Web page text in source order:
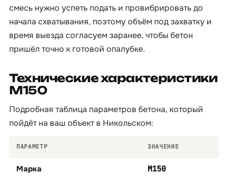
смесь нужно успеть подать и провибрировать до
начала схватывания, поэтому объём под захватку и
время выезда согласуем заранее, чтобы бетон
пришёл точно к готовой опалубке.
Технические характеристики
М150
Подробная таблица параметров бетона, который
пойдёт на ваш объект в Никольском:
ПАРАМЕТР ЗНАЧЕНИЕ
Марка М150